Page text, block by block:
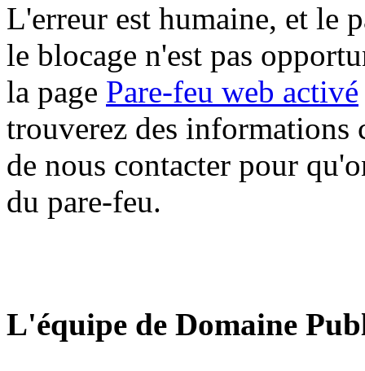
L'erreur est humaine, et le
le blocage n'est pas
la page Pare-feu web activé
trouverez des informations
de nous contacter pour
du pare-feu.
L'équipe de Domaine